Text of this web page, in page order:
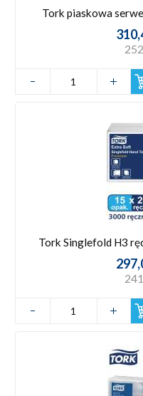
Tork piaskowa
Tork Singlefold H3